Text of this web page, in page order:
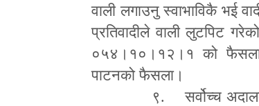
वाली लगाउनु स्वाभाविकै भई
प्रतिवादीले वाली लुटपिट
०५४।१०।१२।१ को फैसला
पाटनको फैसला।
९. सर्वोच्च